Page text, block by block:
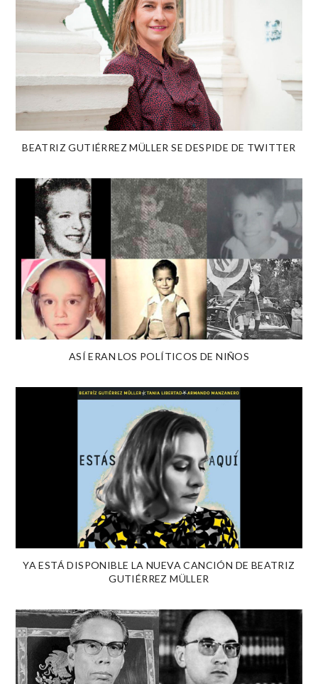
BEATRIZ GUTIÉRREZ MÜLLER SE DESPIDE DE TWITTER
ASÍ ERAN LOS POLÍTICOS DE NIÑOS
YA ESTÁ DISPONIBLE LA NUEVA CANCIÓN DE BEATRIZ
GUTIÉRREZ MÜLLER